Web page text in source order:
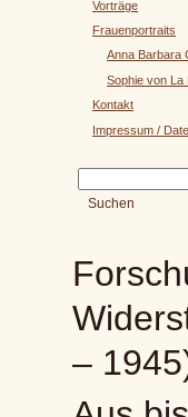
Vorträge
Frauenportraits
Anna Barbara
Sophie von La
Kontakt
Impressum /
–